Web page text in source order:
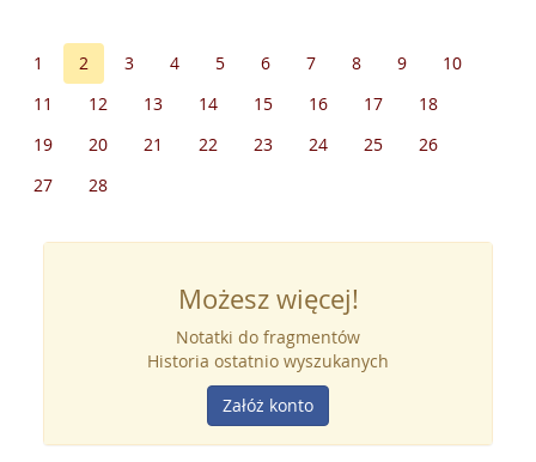
1 2 3 4 5 6 7 8 9
10
11
12 13 14 15 16 17
18
19
20 21 22 23 24 25
26
27
28
Możesz więcej!
Notatki do fragmentów
Historia ostatnio wyszukanych
Załóż konto